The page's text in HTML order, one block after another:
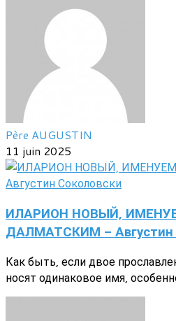
Père AUGUSTIN
11 juin 2025
ИЛАРИОН НОВЫЙ,
ДАЛМАТСКИМ - Августин
Как быть, если двое
носят одинаковое имя,